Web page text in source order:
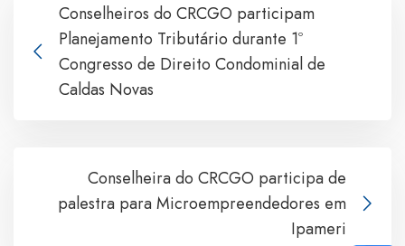
Conselheiros do CRCGO participam
Planejamento Tributário durante 1º
Congresso de Direito Condominial de
Caldas Novas
Conselheira do CRCGO participa de
palestra para Microempreendedores em
Ipameri